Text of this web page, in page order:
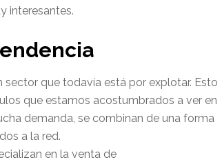
interesantes.
que todavía está por explotar. Esto
que estamos acostumbrados a ver en
demanda, se combinan de una forma
a la red.
en la venta de